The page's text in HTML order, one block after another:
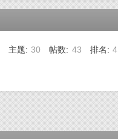
用户
主题: 30 帖数: 43 排名: 4